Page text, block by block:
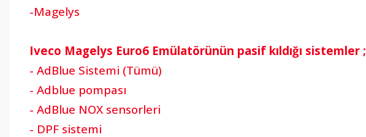
-Magelys
Iveco Magelys Euro6 Emülatörünün pasif kıldığı sistemler ;
- AdBlue Sistemi (Tümü)
- Adblue pompası
- AdBlue NOX sensorleri
- DPF sistemi